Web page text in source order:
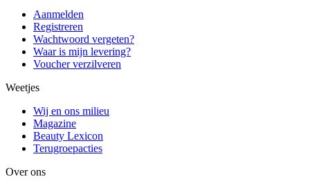
Aanmelden
Registreren
Wachtwoord vergeten?
Waar is mijn levering?
Voucher verzilveren
Weetjes
Wij en ons milieu
Magazine
Beauty Lexicon
Terugroepacties
Over ons